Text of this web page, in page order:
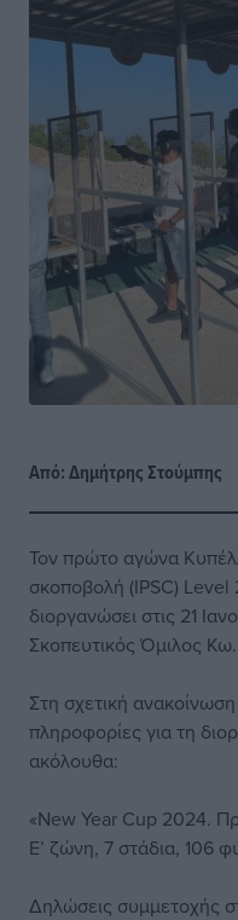
Από:Δημήτρης Στούμπης
Τον πρώτο αγώνα
σκοποβολή (IPSC)
διοργανώσει στις 21
Σκοπευτικός Όμιλος Κω.
Στη σχετική
πληροφορίες για τη
ακόλουθα:
«New Year Cup 2024.
Ε’ ζώνη, 7 στάδια, 106
Δηλώσεις συμμετοχής